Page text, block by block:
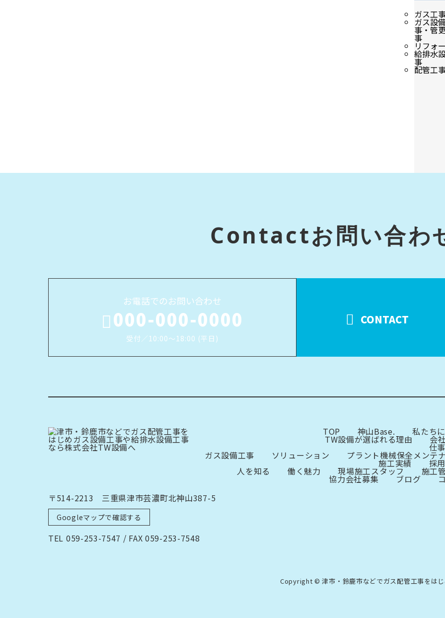
リ
ガス工
ガス設
事・管
事
リフォ
給排水
事
配管工
Contactお問い合わ
お電話でのお問い合わせ
000-000-0000
受付／10:00～18:00 (平日)
CONTACT
TOP 神山Base. 私たち
TW設備が選ばれる理由 会
仕
ガス設備工事 ソリューション プラント機械保全メンテ
施工実績 採
人を知る 働く魅力 現場施工スタッフ 施工
協力会社募集 ブログ
〒514-2213 三重県津市芸濃町北神山387-5
Googleマップで確認する
TEL 059-253-7547 / FAX 059-253-7548
Copyright © 津市・鈴鹿市などでガス配管工事をは